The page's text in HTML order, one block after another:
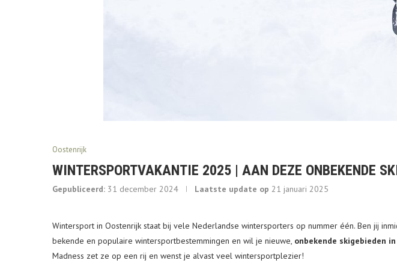
Oostenrijk
WINTERSPORTVAKANTIE 2025 | AAN DEZE ONBEKENDE
Gepubliceerd: 31 december 2024 Laatste update op 21 januari 2025
Wintersport in Oostenrijk staat bij vele Nederlandse wintersporters op nummer één. Ben jij
bekende en populaire wintersportbestemmingen en wil je nieuwe, onbekende skigebieden
Madness zet ze op een rij en wenst je alvast veel wintersportplezier!